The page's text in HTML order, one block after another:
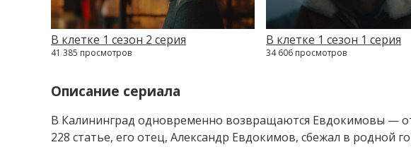
В клетке 1 сезон 2 серия
41 385 просмотров
В клетке 1 сезон 1 серия
34 606 просмотров
Описание сериала
В Калининград одновременно возвращаются Евдокимовы —
228 статье, его отец, Александр Евдокимов, сбежал в родной